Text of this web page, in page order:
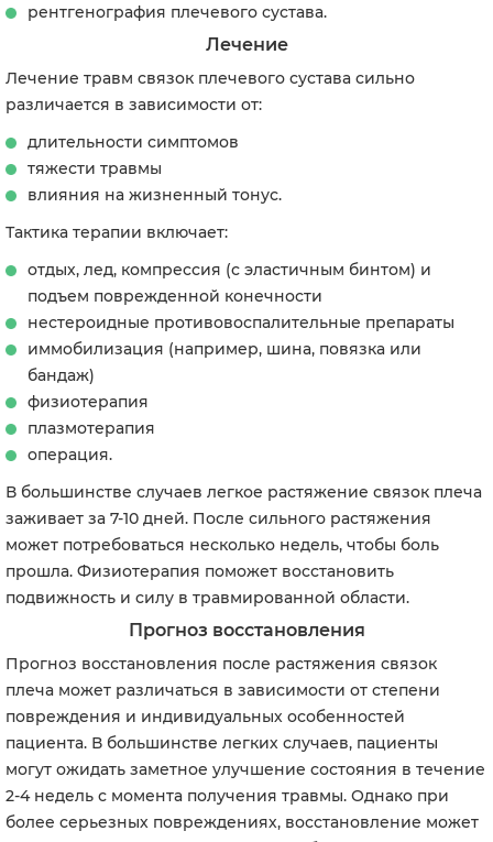
рентгенография плечевого сустава.
Лечение
Лечение травм связок плечевого сустава сильно
различается в зависимости от:
длительности симптомов
тяжести травмы
влияния на жизненный тонус.
Тактика терапии включает:
отдых, лед, компрессия (с эластичным бинтом) и
подъем поврежденной конечности
нестероидные противовоспалительные препараты
иммобилизация (например, шина, повязка или
бандаж)
физиотерапия
плазмотерапия
операция.
В большинстве случаев легкое растяжение связок плеча
заживает за 7-10 дней. После сильного растяжения
может потребоваться несколько недель, чтобы боль
прошла. Физиотерапия поможет восстановить
подвижность и силу в травмированной области.
Прогноз восстановления
Прогноз восстановления после растяжения связок
плеча может различаться в зависимости от степени
повреждения и индивидуальных особенностей
пациента. В большинстве легких случаев, пациенты
могут ожидать заметное улучшение состояния в течение
2-4 недель с момента получения травмы. Однако при
более серьезных повреждениях, восстановление может